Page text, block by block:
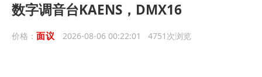
数字调音台KAENS，DMX16
价格： 面议 2026-08-06 00:22:01 4751次浏览